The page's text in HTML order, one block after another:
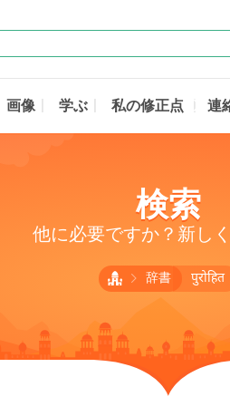
画像 学ぶ 私の修正点 連
検索
他に必要ですか？新し
辞書 पुरोहित